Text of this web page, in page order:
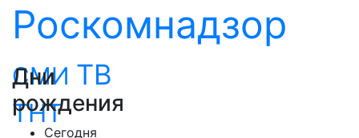
Роскомнадзор
СМИ ТВ
ТНТ
Дни
рождения
Сегодня